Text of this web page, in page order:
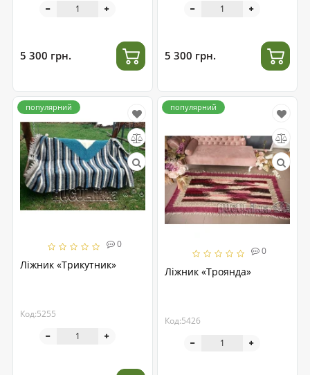
5 300 грн. 5 300 грн.
0
Ліжник «Трикутник»
Код:5255
популярний
0
Ліжник «Троянда»
Код:5426
популярний